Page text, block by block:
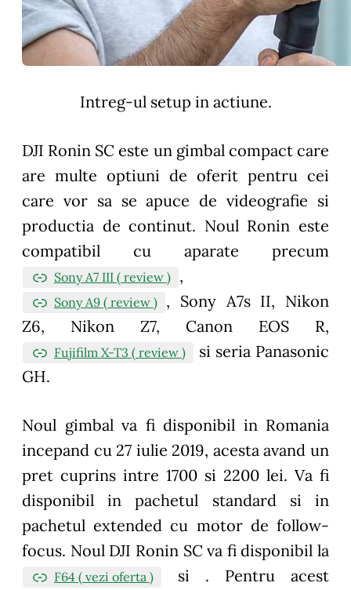
Intreg-ul setup in actiune.
DJI Ronin SC este un gimbal compact care
are multe optiuni de oferit pentru cei
care vor sa se apuce de videografie si
productia de continut. Noul Ronin este
compatibil cu aparate precum
Sony A7 III ( review ) ,
Sony A9 ( review ) , Sony A7s II, Nikon
Z6, Nikon Z7, Canon EOS R,
Fujifilm X-T3 ( review )
si seria Panasonic
GH.
Noul gimbal va fi disponibil in Romania
incepand cu 27 iulie 2019, acesta avand un
pret cuprins intre 1700 si 2200 lei. Va fi
disponibil in pachetul standard si in
pachetul extended cu motor de follow-
focus. Noul DJI Ronin SC va fi disponibil la
F64 ( vezi oferta )
si . Pentru acest